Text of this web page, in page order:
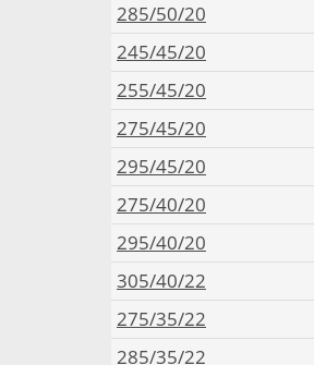
285/50/20
245/45/20
255/45/20
275/45/20
295/45/20
275/40/20
295/40/20
305/40/22
275/35/22
285/35/22